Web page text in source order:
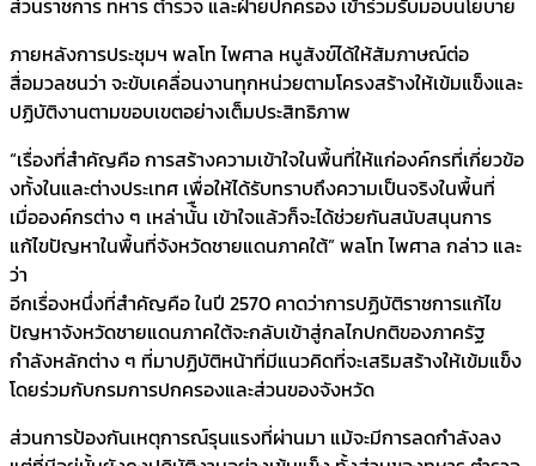
ภายหลังการประชุมฯ พลโท ไพศาล หนูสังข์ได้ให้สัมภาษณ์ต่อ
สื่อมวลชนว่า จะขับเคลื่อนงานทุกหน่วยตามโครงสร้างให้เข้มแข็งและ
ปฏิบัติงานตามขอบเขตอย่างเต็มประสิทธิภาพ
“เรื่องที่สำคัญคือ การสร้างความเข้าใจในพื้นที่ให้แก่องค์กรที่เกี่ยวข้อ
งทั้งในและต่างประเทศ เพื่อให้ได้รับทราบถึงความเป็นจริงในพื้นที่
เมื่อองค์กรต่าง ๆ เหล่านั้ืน เข้าใจแล้วก็จะได้ช่วยกันสนับสนุนการ
แก้ไขปัญหาในพื้นที่จังหวัดชายแดนภาคใต้” พลโท ไพศาล กล่าว และ
ว่า
อีกเรื่องหนึ่งที่สำคัญคือ ในปี 2570 คาดว่าการปฏิบัติราชการแก้ไข
ปัญหาจังหวัดชายแดนภาคใต้จะกลับเข้าสู่กลไกปกติของภาครัฐ
กำลังหลักต่าง ๆ ที่มาปฏิบัติหน้าที่มีแนวคิดที่จะเสริมสร้างให้เข้มแข็ง
โดยร่วมกับกรมการปกครองและส่วนของจังหวัด
ส่วนการป้องกันเหตุการณ์รุนแรงที่ผ่านมา แม้จะมีการลดกำลังลง